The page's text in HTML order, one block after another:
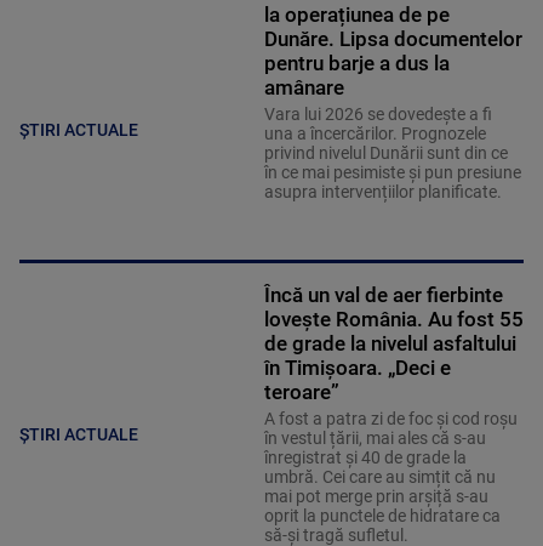
ȘTIRI ACTUALE
la operațiunea de pe
Dunăre. Lipsa documentelor
pentru barje a dus la
amânare
Vara lui 2026 se dovedește a fi
una a încercărilor. Prognozele
privind nivelul Dunării sunt din ce
în ce mai pesimiste și pun presiune
asupra intervențiilor planificate.
ȘTIRI ACTUALE
Încă un val de aer fierbinte
lovește România. Au fost 55
de grade la nivelul asfaltului
în Timișoara. „Deci e
teroare”
A fost a patra zi de foc și cod roșu
în vestul țării, mai ales că s-au
înregistrat și 40 de grade la
umbră. Cei care au simțit că nu
mai pot merge prin arșiță s-au
oprit la punctele de hidratare ca
să-și tragă sufletul.